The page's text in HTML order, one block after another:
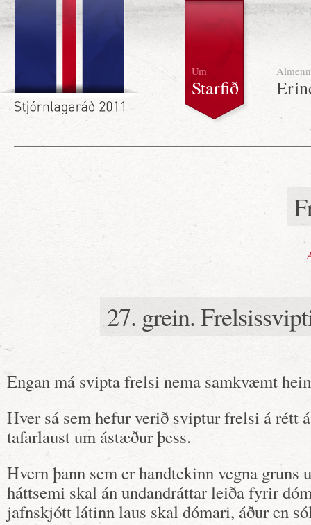
Um
Starfið
Almenn
27. grein.
Engan má svipta frelsi nema samkvæmt
Hver sá sem hefur verið sviptur frelsi á rétt
tafarlaust um ástæður þess.
Hvern þann sem er handtekinn vegna gruns
háttsemi skal án undandráttar leiða fyrir
jafnskjótt látinn laus skal dómari, áður en